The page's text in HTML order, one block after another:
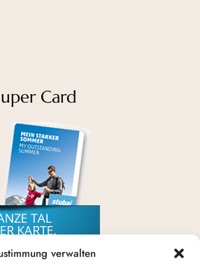
verwalten
Card